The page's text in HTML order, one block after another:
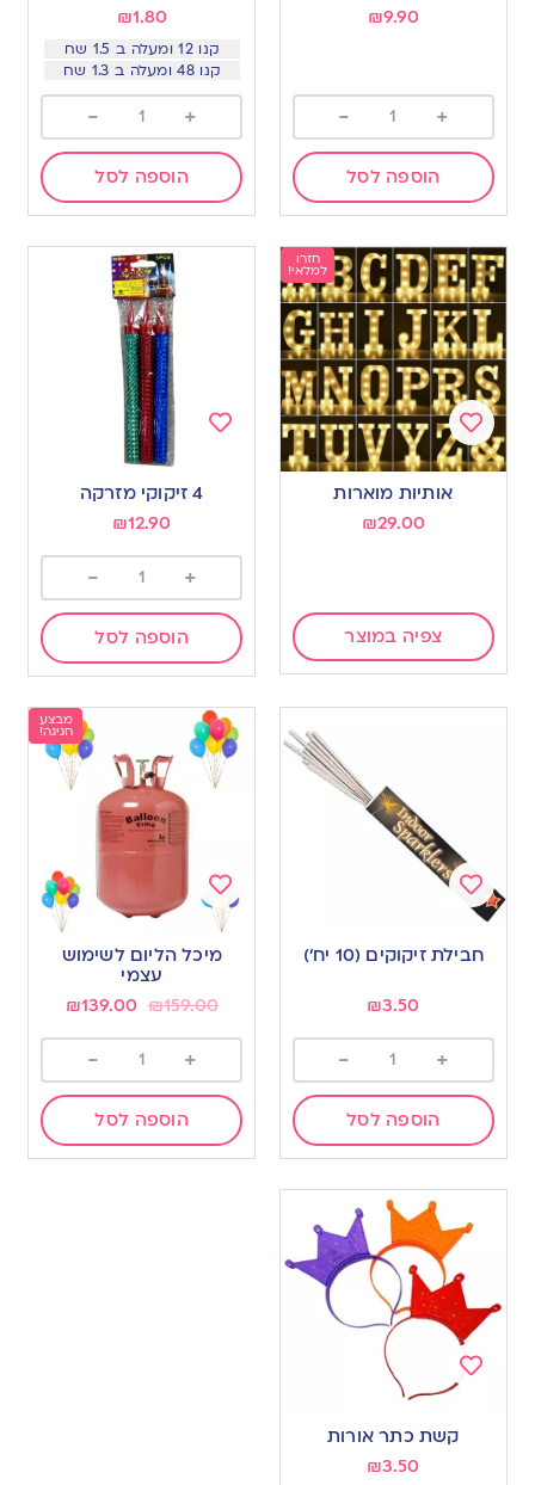
₪9.90
+
-
הוספה לסל
₪1.80
קנו 12 ומעלה ב 1.5 שח
קנו 48 ומעלה ב 1.3 שח
+
-
הוספה לסל
חזרו
למלאי!
Add
אותיות מוארות
₪29.00
צפיה במוצר
4 זיקוקי מזרקה
₪12.90
+
-
הוספה לסל
Add
to
wishlist
חבילת זיקוקים (10 יח’)
₪3.50
+
-
הוספה לסל
מבצע
חגיגה!
Add
wishlist
מיכל הליום לשימוש
עצמי
₪159.00
₪139.00
+
-
הוספה לסל
wishlist
קשת כתר אורות
₪3.50